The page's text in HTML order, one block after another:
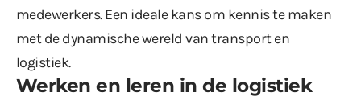
medewerkers. Een ideale kans om kennis te maken
met de dynamische wereld van transport en
logistiek.
Werken en leren in de logistiek